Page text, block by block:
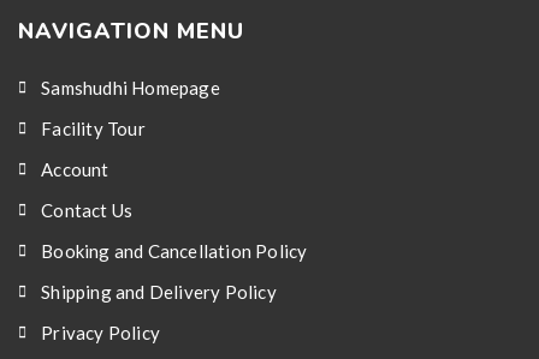
NAVIGATION MENU
Samshudhi Homepage
Facility Tour
Account
Contact Us
Booking and Cancellation Policy
Shipping and Delivery Policy
Privacy Policy